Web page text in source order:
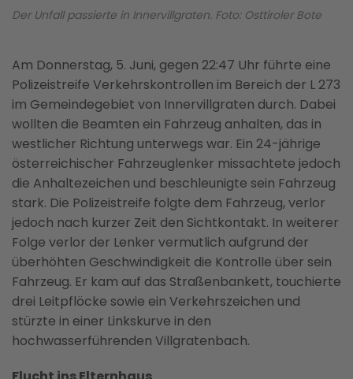
Der Unfall passierte in Innervillgraten. Foto: Osttiroler Bote
Am Donnerstag, 5. Juni, gegen 22:47 Uhr führte eine
Polizeistreife Verkehrskontrollen im Bereich der L 273
im Gemeindegebiet von Innervillgraten durch. Dabei
wollten die Beamten ein Fahrzeug anhalten, das in
westlicher Richtung unterwegs war. Ein 24-jährige
österreichischer Fahrzeuglenker missachtete jedoch
die Anhaltezeichen und beschleunigte sein Fahrzeug
stark. Die Polizeistreife folgte dem Fahrzeug, verlor
jedoch nach kurzer Zeit den Sichtkontakt. In weiterer
Folge verlor der Lenker vermutlich aufgrund der
überhöhten Geschwindigkeit die Kontrolle über sein
Fahrzeug. Er kam auf das Straßenbankett, touchierte
drei Leitpflöcke sowie ein Verkehrszeichen und
stürzte in einer Linkskurve in den
hochwasserführenden Villgratenbach.